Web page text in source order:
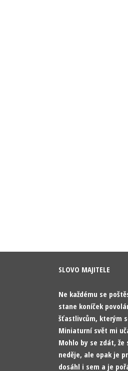
SLOVO MAJITELE
Ne každému se
stane koníček
šťastlivcům, kterým
Miniaturní svět mi
Mohlo by se zdát, že
neděje, ale opak je
dosáhl i sem a je